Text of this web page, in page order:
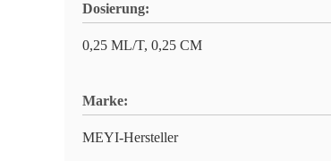
Dosierung:
0,25 ML/T, 0,25 CM
Marke:
MEYI-Hersteller